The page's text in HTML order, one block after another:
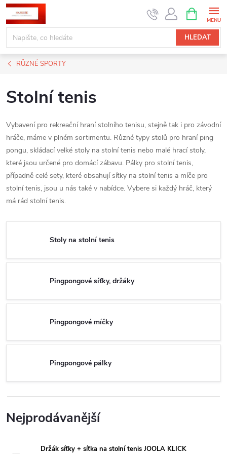
Přejít
na
obsah
HLEDAT
NÁKUPNÍ
KOŠÍK
RŮZNÉ SPORTY
Stolní tenis
Vybavení pro rekreační hraní stolního tenisu, stejně tak i pro závodní
hráče, máme v plném sortimentu. Různé typy stolů pro hraní ping
pongu, skládací velké stoly na stolní tenis nebo malé hrací stoly,
které jsou určené pro domácí zábavu. Pálky pro stolní tenis,
případně celé sety, které obsahují síťky na stolní tenis a míče pro
stolní tenis, jsou u nás také v nabídce. Vybere si každý hráč, který
má rád stolní tenis.
Stoly na stolní tenis
Pingpongové síťky, držáky
Pingpongové míčky
Pingpongové pálky
Nejprodávanější
Držák síťky + síťka na stolní tenis JOOLA KLICK